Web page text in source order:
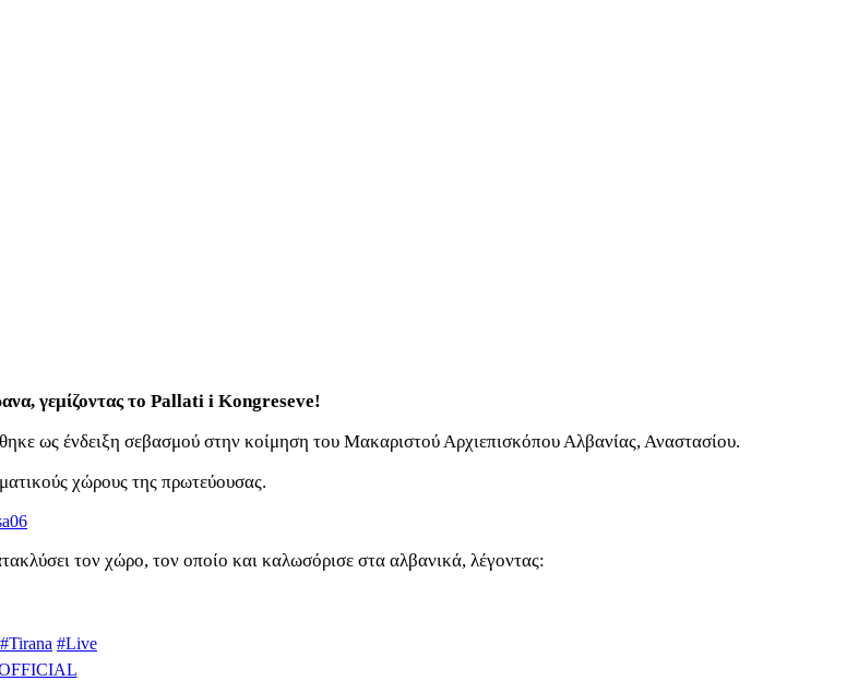
γεμίζοντας το Pallati i Kongreseve!
ως ένδειξη σεβασμού στην κοίμηση του Μακαριστού Αρχιεπισκόπου Αλβανίας, Αναστασίου.
χώρους της πρωτεύουσας.
τον χώρο, τον οποίο και καλωσόρισε στα αλβανικά, λέγοντας:
#Tirana #Live